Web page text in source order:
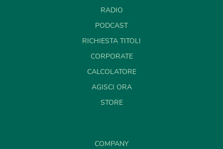
RADIO
PODCAST
RICHIESTA TITOLI
CORPORATE
CALCOLATORE
AGISCI ORA
STORE
COMPANY